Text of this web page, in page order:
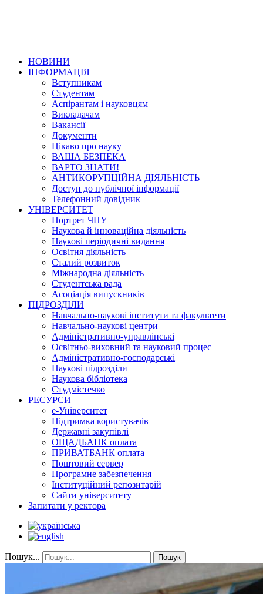
НОВИНИ
ІНФОРМАЦІЯ
Вступникам
Студентам
Аспірантам і науковцям
Викладачам
Вакансії
Документи
Цікаво про науку
ВАША БЕЗПЕКА
ВАРТО ЗНАТИ!
АНТИКОРУПЦІЙНА ДІЯЛЬНІСТЬ
Доступ до публічної інформації
Телефонний довідник
УНІВЕРСИТЕТ
Портрет ЧНУ
Наукова й інноваційна діяльність
Наукові періодичні видання
Освітня діяльність
Сталий розвиток
Міжнародна діяльність
Студентська рада
Асоціація випускників
ПІДРОЗДІЛИ
Навчально-наукові інститути та факультети
Навчально-наукові центри
Адміністративно-управлінські
Освітньо-виховний та науковий процес
Адміністративно-господарські
Наукові підрозділи
Наукова бібліотека
Студмістечко
РЕСУРСИ
е-Університет
Підтримка користувачів
Державні закупівлі
ОЩАДБАНК оплата
ПРИВАТБАНК оплата
Поштовий сервер
Програмне забезпечення
Інституційний репозитарій
Сайти університету
Запитати у ректора
Пошук... Пошук